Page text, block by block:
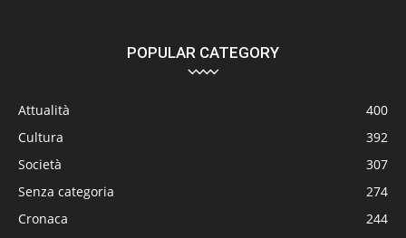
POPULAR CATEGORY
Attualità
400
Cultura
392
Società
307
Senza categoria
274
Cronaca
244